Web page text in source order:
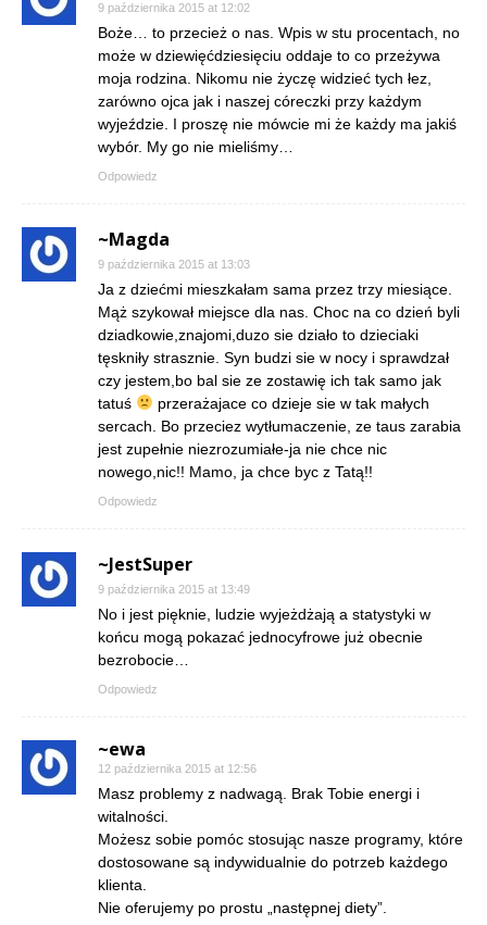
9 października 2015 at 12:02
Boże… to przecież o nas. Wpis w stu procentach, no
może w dziewięćdziesięciu oddaje to co przeżywa
moja rodzina. Nikomu nie życzę widzieć tych łez,
zarówno ojca jak i naszej córeczki przy każdym
wyjeździe. I proszę nie mówcie mi że każdy ma jakiś
wybór. My go nie mieliśmy…
Odpowiedz
~Magda
9 października 2015 at 13:03
Ja z dziećmi mieszkałam sama przez trzy miesiące.
Mąż szykował miejsce dla nas. Choc na co dzień byli
dziadkowie,znajomi,duzo sie działo to dzieciaki
tęskniły strasznie. Syn budzi sie w nocy i sprawdzał
czy jestem,bo bal sie ze zostawię ich tak samo jak
tatuś
przerażajace co dzieje sie w tak małych
sercach. Bo przeciez wytłumaczenie, ze taus zarabia
jest zupełnie niezrozumiałe-ja nie chce nic
nowego,nic!! Mamo, ja chce byc z Tatą!!
Odpowiedz
~JestSuper
9 października 2015 at 13:49
No i jest pięknie, ludzie wyjeżdżają a statystyki w
końcu mogą pokazać jednocyfrowe już obecnie
bezrobocie…
Odpowiedz
~ewa
12 października 2015 at 12:56
Masz problemy z nadwagą. Brak Tobie energi i
witalności.
Możesz sobie pomóc stosując nasze programy, które
dostosowane są indywidualnie do potrzeb każdego
klienta.
Nie oferujemy po prostu „następnej diety”.